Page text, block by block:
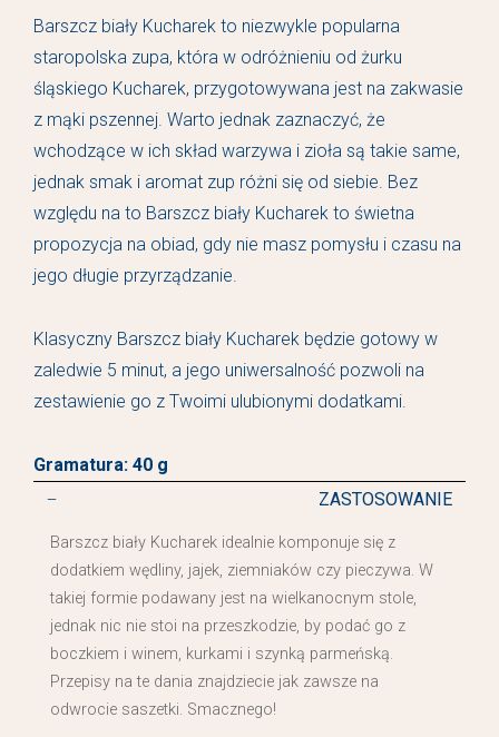
Barszcz biały Kucharek to niezwykle popularna
staropolska zupa, która w odróżnieniu od żurku
śląskiego Kucharek, przygotowywana jest na zakwasie
z mąki pszennej. Warto jednak zaznaczyć, że
wchodzące w ich skład warzywa i zioła są takie same,
jednak smak i aromat zup różni się od siebie. Bez
względu na to Barszcz biały Kucharek to świetna
propozycja na obiad, gdy nie masz pomysłu i czasu na
jego długie przyrządzanie.
Klasyczny Barszcz biały Kucharek będzie gotowy w
zaledwie 5 minut, a jego uniwersalność pozwoli na
zestawienie go z Twoimi ulubionymi dodatkami.
Gramatura: 40 g
ZASTOSOWANIE
Barszcz biały Kucharek idealnie komponuje się z
dodatkiem wędliny, jajek, ziemniaków czy pieczywa. W
takiej formie podawany jest na wielkanocnym stole,
jednak nic nie stoi na przeszkodzie, by podać go z
boczkiem i winem, kurkami i szynką parmeńską.
Przepisy na te dania znajdziecie jak zawsze na
odwrocie saszetki. Smacznego!